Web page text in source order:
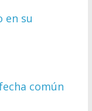
en su
común